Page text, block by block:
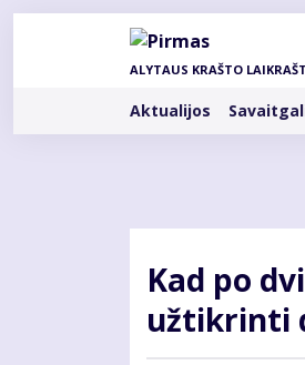
Pereiti
ALYTAUS KRAŠTO
Rubrikos
Aktualijos
Kad po
užtikrinti